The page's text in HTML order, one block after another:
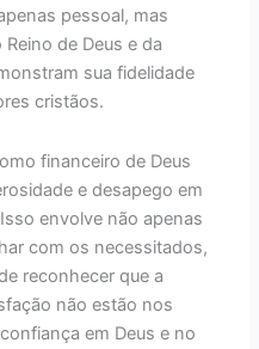
pessoal, mas
de Deus e da
sua fidelidade
cristãos.
financeiro de Deus
e desapego em
envolve não apenas
com os necessitados,
reconhecer que a
não estão nos
em Deus e no